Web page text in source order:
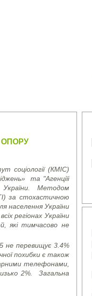
ОПОРУ
соціології (КМІС)
та "Агенціїі
України. Методом
за стохастичною
населення України
регіонах України
які тимчасово не
не перевищує 3.4%
похибки є також
телефонами,
2%. Загальна